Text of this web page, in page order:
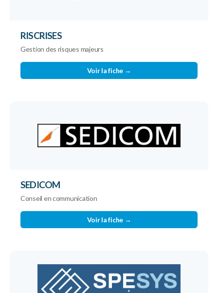
RISCRISES
Gestion des risques majeurs
Voir la fiche →
SEDICOM
Conseil en communication
Voir la fiche →